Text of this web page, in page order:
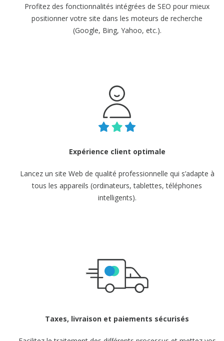
Profitez des fonctionnalités intégrées de SEO pour mieux
positionner votre site dans les moteurs de recherche
(Google, Bing, Yahoo, etc.).
Expérience client optimale
Lancez un site Web de qualité professionnelle qui s’adapte à
tous les appareils (ordinateurs, tablettes, téléphones
intelligents).
Taxes, livraison et paiements sécurisés